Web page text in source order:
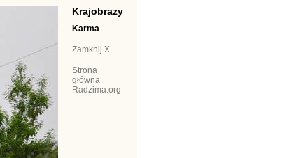
Krajobrazy
Karma
Zamknij X
Strona
główna
Radzima.org